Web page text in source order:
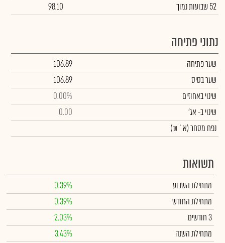
52 שבועות נמוך
98.10
נתוני פתיחה
שער פתיחה
106.89
שער בסיס
106.89
שינוי באחוזים
0.00%
שינויב- אג'
0.00
נפח מסחר(א` ₪)
תשואות
מתחילת השבוע
0.39%
מתחילת החודש
0.39%
3 חודשים
2.03%
מתחילת השנה
3.43%